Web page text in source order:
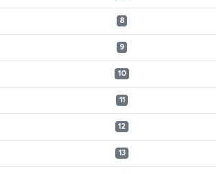
8
9
10
11
12
13